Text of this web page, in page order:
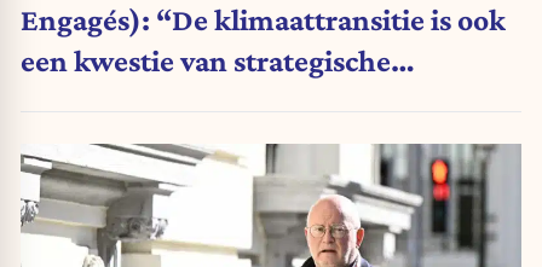
Engagés): “De klimaattransitie is ook
een kwestie van strategische
werkgelegenheid voor Europa.”